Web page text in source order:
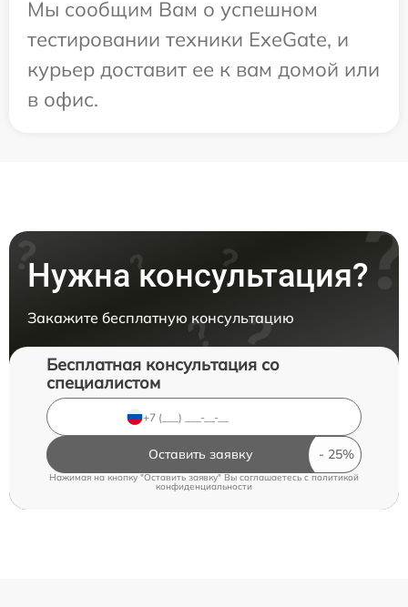
Мы сообщим Вам о успешном
тестировании техники ExeGate, и
курьер доставит ее к вам домой или
в офис.
Нужна консультация?
Закажите бесплатную консультацию
Бесплатная консультация со
специалистом
Оставить заявку
Нажимая на кнопку "Оставить заявку" Вы соглашаетесь c политикой
конфиденциальности